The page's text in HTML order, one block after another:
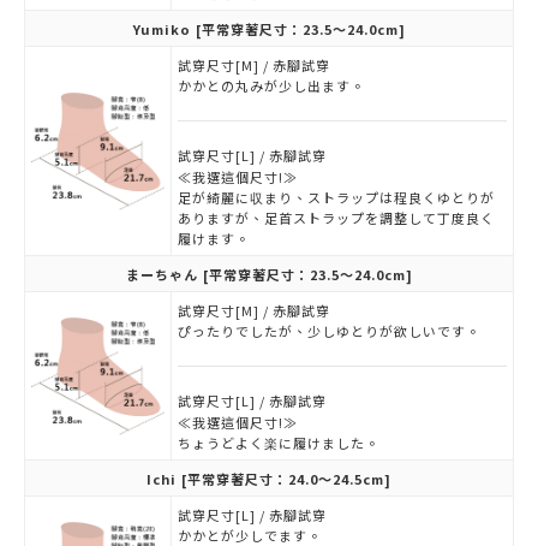
Yumiko [平常穿著尺寸：23.5～24.0cm]
試穿尺寸[M] / 赤腳試穿
かかとの丸みが少し出ます。
試穿尺寸[L] / 赤腳試穿
≪我選這個尺寸!≫
足が綺麗に収まり、ストラップは程良くゆとりが
ありますが、足首ストラップを調整して丁度良く
履けます。
まーちゃん [平常穿著尺寸：23.5～24.0cm]
試穿尺寸[M] / 赤腳試穿
ぴったりでしたが、少しゆとりが欲しいです。
試穿尺寸[L] / 赤腳試穿
≪我選這個尺寸!≫
ちょうどよく楽に履けました。
Ichi [平常穿著尺寸：24.0～24.5cm]
試穿尺寸[L] / 赤腳試穿
かかとが少しでます。